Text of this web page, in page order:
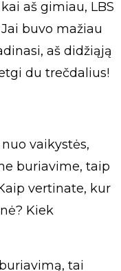
aš gimiau, LBS
buvo mažiau
aš didžiąją
du trečdalius!
vaikystės,
buriavime, taip
vertinate, kur
Kiek
tai